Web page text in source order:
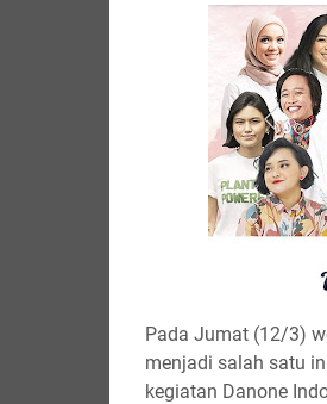
Pada Jumat (12/3)
menjadi salah satu
kegiatan Danone